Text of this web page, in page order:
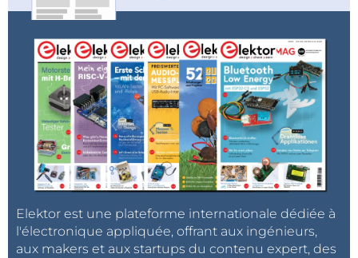
Elektor est une plateforme internationale dédiée à
l'électronique appliquée, offrant aux ingénieurs,
aux makers et aux startups du contenu expert, des